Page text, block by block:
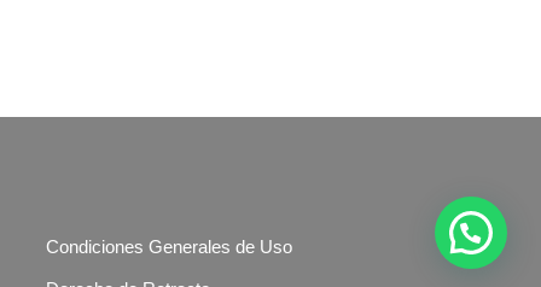
Condiciones Generales de Uso